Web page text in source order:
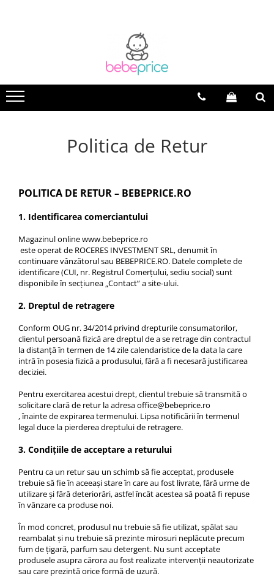
Centuri abdominale postnatale
Lenjerie modelatoare
Sutiene pentru alaptare
Costume de baie
Seturi maternitate nou nascut
hranire
Activitati in aer liber & Vacanta
Lichidari de stoc
Politica de Retur
POLITICA DE RETUR – BEBEPRICE.RO
1. Identificarea comerciantului
Magazinul online www.bebeprice.ro
este operat de ROCERES INVESTMENT SRL, denumit în
continuare vânzătorul sau BEBEPRICE.RO. Datele complete de
identificare (CUI, nr. Registrul Comerțului, sediu social) sunt
disponibile în secțiunea „Contact” a site-ului.
2. Dreptul de retragere
Conform OUG nr. 34/2014 privind drepturile consumatorilor,
clientul persoană fizică are dreptul de a se retrage din contractul
la distanță în termen de 14 zile calendaristice de la data la care
intră în posesia fizică a produsului, fără a fi necesară justificarea
deciziei.
Pentru exercitarea acestui drept, clientul trebuie să transmită o
solicitare clară de retur la adresa office@bebeprice.ro
, înainte de expirarea termenului. Lipsa notificării în termenul
legal duce la pierderea dreptului de retragere.
3. Condițiile de acceptare a returului
Pentru ca un retur sau un schimb să fie acceptat, produsele
trebuie să fie în aceeași stare în care au fost livrate, fără urme de
utilizare și fără deteriorări, astfel încât acestea să poată fi repuse
în vânzare ca produse noi.
În mod concret, produsul nu trebuie să fie utilizat, spălat sau
reambalat și nu trebuie să prezinte mirosuri neplăcute precum
fum de țigară, parfum sau detergent. Nu sunt acceptate
produsele asupra cărora au fost realizate intervenții neautorizate
sau care prezintă orice formă de uzură.